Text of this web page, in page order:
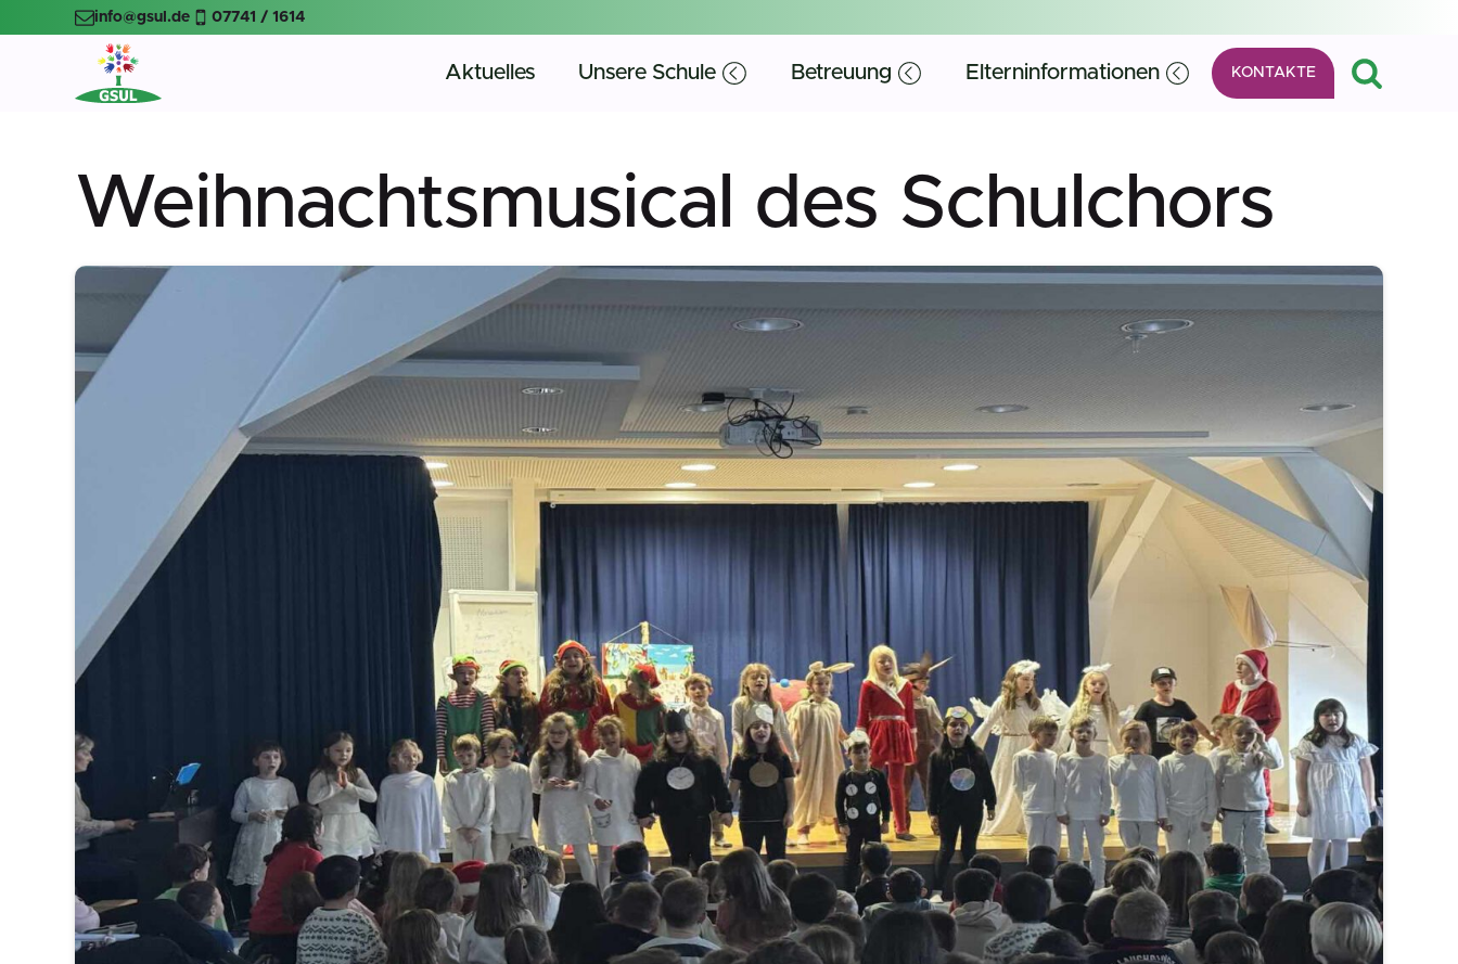
info@gsul.de 07741 / 1614
Aktuelles Unsere Schule Betreuung Elterninformationen KONTAKTE
Weihnachtsmusical des Schulchors